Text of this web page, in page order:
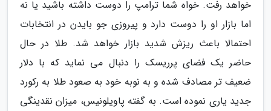
خواهد رفت. خواه شما ترامپ را دوست داشته باشید یا نه
اما بازار او را دوست دارد و پیروزی جو بایدن در انتخابات
احتمالا باعث ریزش شدید بازار خواهد شد. طلا در حال
حاضر یک فضای پرریسک را دنبال می نماید که با دلار
ضعیف تر مصادف شده و به نوبه خود به صعود طلا به رکورد
جدید یاری نموده است. به گفته پاویلونیس، میزان نقدینگی